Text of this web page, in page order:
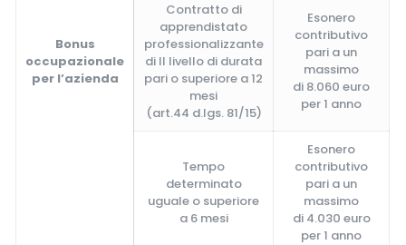
Bonus
occupazionale
per l’azienda
Contratto di
apprendistato
professionalizzante
di II livello di durata
pari o superiore a 12
mesi
(art.44 d.lgs. 81/15)
Esonero
contributivo
pari a un
massimo
di 8.060 euro
per 1 anno
Tempo
determinato
uguale o superiore
a 6 mesi
Esonero
contributivo
pari a un
massimo
di 4.030 euro
per 1 anno